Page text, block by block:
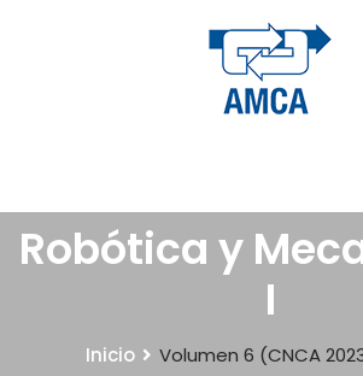
Robótica y
I
Inicio Volumen 6 (CNCA